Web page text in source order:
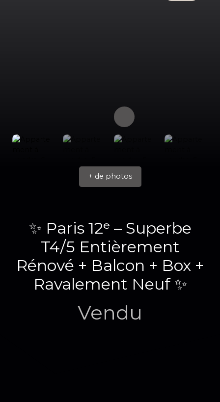
+ de photos
✨ Paris 12ᵉ – Superbe
T4/5 Entièrement
Rénové + Balcon + Box +
Ravalement Neuf ✨
Vendu